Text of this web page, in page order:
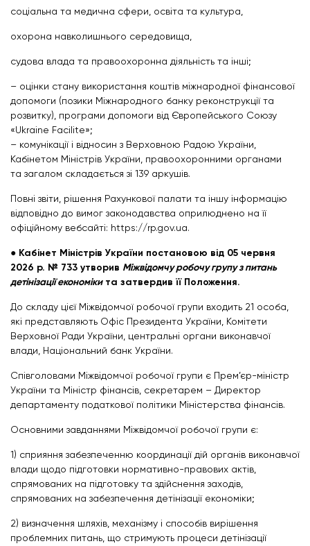
соціальна та медична сфери, освіта та культура,
охорона навколишнього середовища,
судова влада та правоохоронна діяльність та інші;
– оцінки стану використання коштів міжнародної фінансової
допомоги (позики Міжнародного банку реконструкції та
розвитку), програми допомоги від Європейського Союзу
«Ukraine Facilite»;
– комунікації і відносин з Верховною Радою України,
Кабінетом Міністрів України, правоохоронними органами
та загалом складається зі 139 аркушів.
Повні звіти, рішення Рахункової палати та іншу інформацію
відповідно до вимог законодавства оприлюднено на її
офіційному вебсайті: https://rp.gov.ua.
● Кабінет Міністрів України постановою від 05 червня
2026 р. № 733 утворив Міжвідомчу робочу групу з питань
детінізації економікита затвердив її Положення.
До складу цієї Міжвідомчої робочої групи входить 21 особа,
які представляють Офіс Президента України, Комітети
Верховної Ради України, центральні органи виконавчої
влади, Національний банк України.
Співголовами Міжвідомчої робочої групи є Прем’єр-міністр
України та Міністр фінансів, секретарем – Директор
департаменту податкової політики Міністерства фінансів.
Основними завданнями Міжвідомчої робочої групи є:
1) сприяння забезпеченню координації дій органів виконавчої
влади щодо підготовки нормативно-правових актів,
спрямованих на підготовку та здійснення заходів,
спрямованих на забезпечення детінізації економіки;
2) визначення шляхів, механізму і способів вирішення
проблемних питань, що стримують процеси детінізації